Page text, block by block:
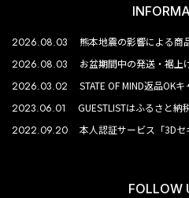
2026.08.03 熊本地震の影響による商
2026.08.03 お盆期間中の発送・裾上
2026.03.02 STATE OF MIND返品OK
2023.06.01 GUESTLISTはふるさと納
2022.09.20 本人認証サービス「3D
FOLLOW